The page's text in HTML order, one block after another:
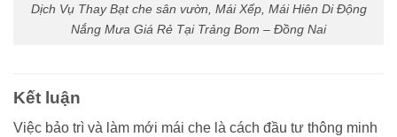
Dịch Vụ Thay Bạt che sân vườn, Mái Xếp, Mái Hiên Di Động
Nắng Mưa Giá Rẻ Tại Trảng Bom – Đồng Nai
Kết luận
Việc bảo trì và làm mới mái che là cách đầu tư thông minh